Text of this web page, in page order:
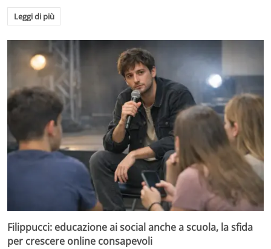
Leggi di più
Filippucci: educazione ai social anche a scuola, la sfida
per crescere online consapevoli